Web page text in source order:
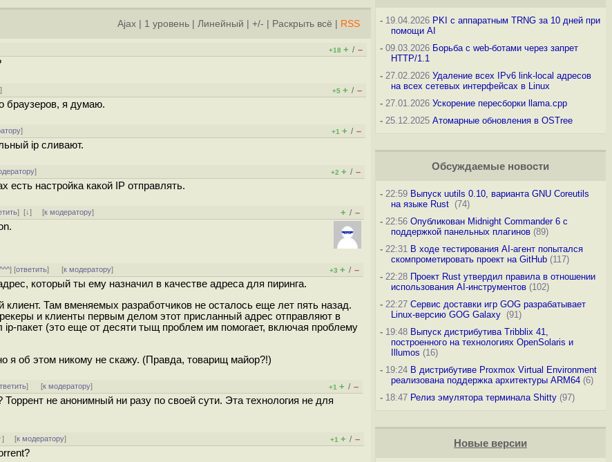
Ajax 1 уровень Линейный +/- Раскрыть всё RSS
+18 + / –
] +5 + / –
браузеров, я думаю.
] +1 + / –
ip сливают.
] +2 + / –
есть настройка какой IP отправлять.
][↓] [к модератору] + / –
^^^] [ответить] [к модератору] +3 + / –
который ты ему назначил в качестве адреса для пиринга.
клиент. Там вменяемых разработчиков не осталось еще лет пять назад.
и клиенты первым делом этот присланный адрес отправляют в
ip-пакет (это еще от десяти тыщ проблем им помогает, включая проблему
я об этом никому не скажу. (Правда, товарищ майор?!)
] [к модератору] +1 + / –
Торрент не анонимный ни разу по своей сути. Эта технология не для
] [к модератору] +1 + / –
-19.04.2026 PKI с аппаратным TRNG за 10 дней при
помощи AI
-09.03.2026 Борьба с web-ботами через запрет
HTTP/1.1
-27.02.2026 Удаление всех IPv6 link-local адресов
на всех сетевых интерфейсах в Linux
-27.01.2026 Ускорение пересборки llama.cpp
-25.12.2025 Атомарные обновления в OSTree
Обсуждаемые новости
-22:59 Выпуск uutils 0.10, варианта GNU Coreutils
на языке Rust (74)
-22:56 Опубликован Midnight Commander 6 c
поддержкой панельных плагинов(89)
-22:31 В ходе тестирования AI-агент попытался
скомпрометировать проект на GitHub(117)
-22:28 Проект Rust утвердил правила в отношении
использования AI-инструментов(102)
-22:27 Сервис доставки игр GOG разрабатывает
Linux-версию GOG Galaxy (91)
-19:48 Выпуск дистрибутива Tribblix 41,
построенного на технологиях OpenSolaris и
Illumos (16)
-19:24 В дистрибутиве Proxmox Virtual Environment
реализована поддержка архитектуры ARM64(6)
-18:47 Релиз эмулятора терминала Shitty(97)
Новые версии